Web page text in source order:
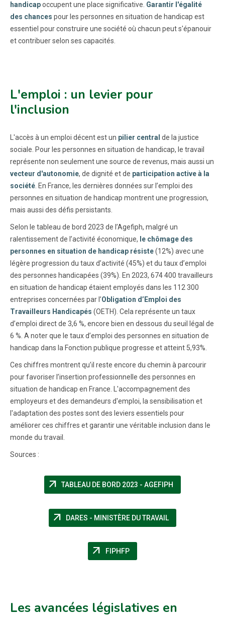
handicapoccupent une place significative. Garantir l'égalité
des chances pour les personnes en situation de handicap est
essentiel pour construire une société où chacun peut s'épanouir
et contribuer selon ses capacités.
L'emploi : un levier pour
l'inclusion
L'accès à un emploi décent est un pilier central de la justice
sociale. Pour les personnes en situation de handicap, le travail
représente non seulement une source de revenus, mais aussi un
vecteur d'autonomie, de dignité et de participation active à la
société. En France, les dernières données sur l’emploi des
personnes en situation de handicap montrent une progression,
mais aussi des défis persistants.
Selon le tableau de bord 2023 de l’Agefiph, malgré un
ralentissement de l’activité économique, le chômage des
personnes en situation de handicap résiste(12%) avec une
légère progression du taux d’activité (45%) et du taux d’emploi
des personnes handicapées (39%). En 2023, 674 400 travailleurs
en situation de handicap étaient employés dans les 112 300
entreprises concernées par l’Obligation d’Emploi des
Travailleurs Handicapés (OETH). Cela représente un taux
d’emploi direct de 3,6 %, encore bien en dessous du seuil légal de
6 %. A noter que le taux d’emploi des personnes en situation de
handicap dans la Fonction publique progresse et atteint 5,93%.
Ces chiffres montrent qu’il reste encore du chemin à parcourir
pour favoriser l’insertion professionnelle des personnes en
situation de handicap en France. L'accompagnement des
employeurs et des demandeurs d'emploi, la sensibilisation et
l'adaptation des postes sont des leviers essentiels pour
améliorer ces chiffres et garantir une véritable inclusion dans le
monde du travail.
Sources :
arrow_outward TABLEAU DE BORD 2023 - AGEFIPH
arrow_outward DARES - MINISTÈRE DU TRAVAIL
arrow_outward FIPHFP(NOUVELLE FENÊTRE)
Les avancées législatives en